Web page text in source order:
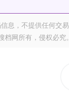
息，不提供任何交
网所有，侵权必究。